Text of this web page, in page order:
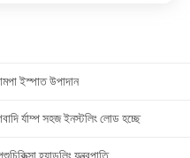
ইস্পাত উপাদান
র্যাম্প সহজ ইনস্টলিং লোড হচ্ছে
হ্যান্ডলিং যন্ত্রপাতি